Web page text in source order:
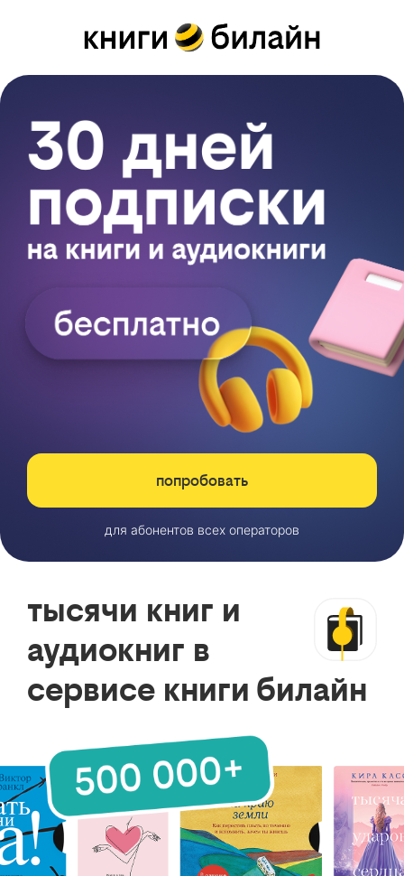
попробовать
для абонентов всех операторов
тысячи книг и
аудиокниг в
сервисе книги билайн